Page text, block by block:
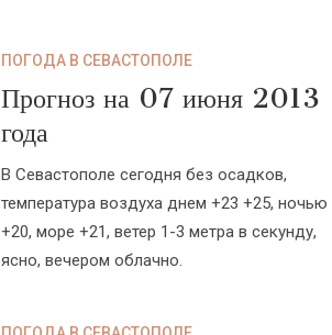
ПОГОДА В СЕВАСТОПОЛЕ
Прогноз на 07 июня 2013
года
В Севастополе сегодня без осадков,
температура воздуха днем +23 +25, ночью
+20, море +21, ветер 1-3 метра в секунду,
ясно, вечером облачно.